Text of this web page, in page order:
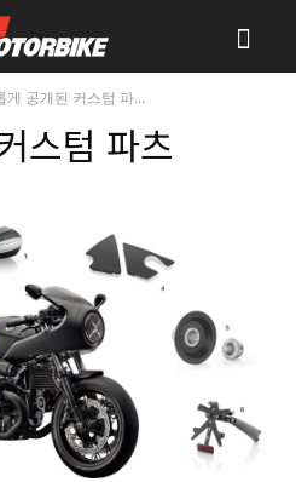
게 공개된 커스텀 파...
스텀 파츠